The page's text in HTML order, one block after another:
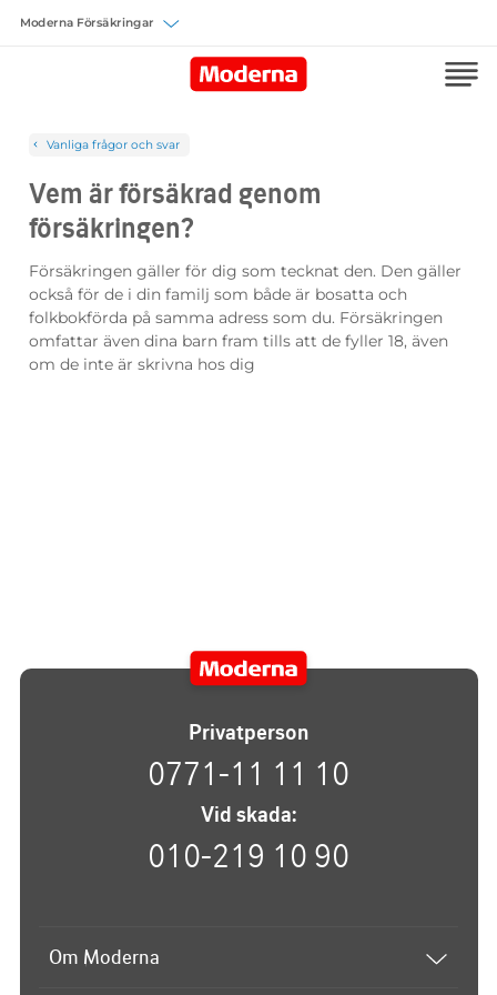
Vanliga frågor och svar
Vem är försäkrad genom
försäkringen?
Försäkringen gäller för dig som tecknat den. Den gäller
också för de i din familj som både är bosatta och
folkbokförda på samma adress som du. Försäkringen
omfattar även dina barn fram tills att de fyller 18, även
om de inte är skrivna hos dig
Privatperson
0771-11 11 10
Vid skada:
010-219 10 90
Om Moderna